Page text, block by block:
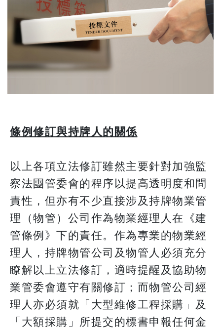
條例修訂與持牌人的關係
以上各項立法修訂雖然主要針對加強監
察法團管委會的程序以提高透明度和問
責性，但亦有不少直接涉及持牌物業管
理（物管）公司作為物業經理人在《建
管條例》下的責任。作為專業的物業經
理人，持牌物管公司及物管人必須充分
瞭解以上立法修訂，適時提醒及協助物
業管委會遵守有關修訂；而物管公司經
理人亦必須就「大型維修工程採購」及
「大額採購」所提交的標書申報任何金